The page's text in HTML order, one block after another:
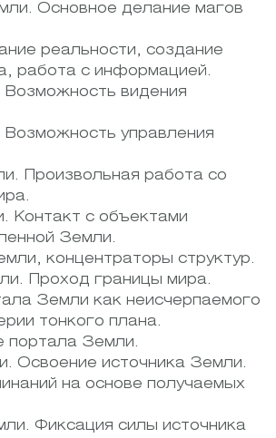
Основное делание магов
реальности, создание
работа с информацией.
видения
Возможность управления
Произвольная работа со
Контакт с объектами
Земли.
концентраторы структур.
Проход границы мира.
Земли как неисчерпаемого
тонкого плана.
портала Земли.
Освоение источника Земли.
на основе получаемых
Фиксация силы источника